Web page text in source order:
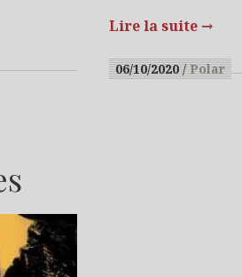
Lire la suite →
06/10/2020 Polar